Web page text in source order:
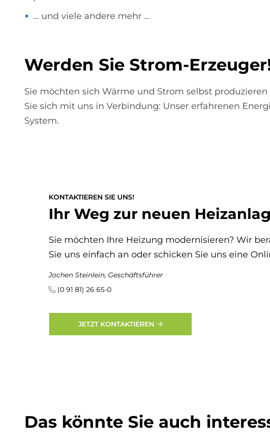
... und viele andere mehr ...
Wer­den Sie Strom-
Sie möchten sich Wärme und Strom selbst
Sie sich mit uns in Verbindung: Unser erfahrenen
System.
KONTAKTIEREN SIE UNS!
Ihr Weg zur neuen
Sie möchten Ihre Heizung modernisieren? Wir
Sie uns einfach an oder schicken Sie uns eine
Jochen Steinlein, Geschäftsführer
(0 91 81) 26 65-0
JETZT KONTAKTIEREN
Das könn­te Sie auch